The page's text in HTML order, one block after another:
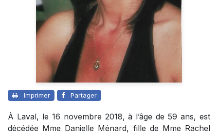
Imprimer Partager
À Laval, le 16 novembre 2018, à l’âge de 59 ans, est
décédée Mme Danielle Ménard, fille de Mme Rachel